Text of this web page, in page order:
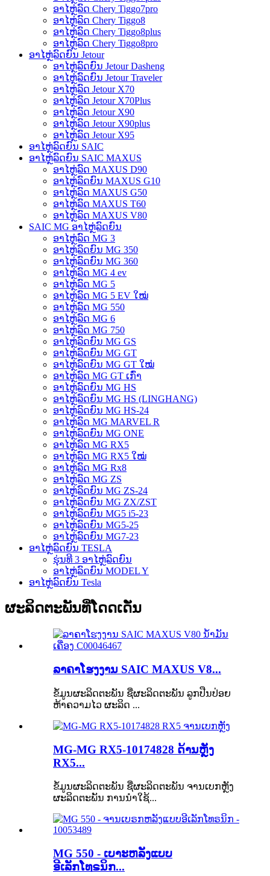
ອາໄຫຼ່ລົດ Chery Tiggo7pro
ອາໄຫຼ່ລົດ Chery Tiggo8
ອາໄຫຼ່ລົດ Chery Tiggo8plus
ອາໄຫຼ່ລົດ Chery Tiggo8pro
ອາໄຫຼ່ລົດຍົນ Jetour
ອາໄຫຼ່ລົດຍົນ Jetour Dasheng
ອາໄຫຼ່ລົດຍົນ Jetour Traveler
ອາໄຫຼ່ລົດ Jetour X70
ອາໄຫຼ່ລົດ Jetour X70Plus
ອາໄຫຼ່ລົດ Jetour X90
ອາໄຫຼ່ລົດ Jetour X90plus
ອາໄຫຼ່ລົດ Jetour X95
ອາໄຫຼ່ລົດຍົນ SAIC
ອາໄຫຼ່ລົດຍົນ SAIC MAXUS
ອາໄຫຼ່ລົດ MAXUS D90
ອາໄຫຼ່ລົດຍົນ MAXUS G10
ອາໄຫຼ່ລົດ MAXUS G50
ອາໄຫຼ່ລົດ MAXUS T60
ອາໄຫຼ່ລົດ MAXUS V80
SAIC MG ອາໄຫຼ່ລົດຍົນ
ອາໄຫຼ່ລົດ MG 3
ອາໄຫຼ່ລົດຍົນ MG 350
ອາໄຫຼ່ລົດຍົນ MG 360
ອາໄຫຼ່ລົດ MG 4 ev
ອາໄຫຼ່ລົດ MG 5
ອາໄຫຼ່ລົດ MG 5 EV ໃໝ່
ອາໄຫຼ່ລົດ MG 550
ອາໄຫຼ່ລົດ MG 6
ອາໄຫຼ່ລົດ MG 750
ອາໄຫຼ່ລົດຍົນ MG GS
ອາໄຫຼ່ລົດຍົນ MG GT
ອາໄຫຼ່ລົດຍົນ MG GT ໃໝ່
ອາໄຫຼ່ລົດ MG GT ເກົ່າ
ອາໄຫຼ່ລົດຍົນ MG HS
ອາໄຫຼ່ລົດຍົນ MG HS (LINGHANG)
ອາໄຫຼ່ລົດຍົນ MG HS-24
ອາໄຫຼ່ລົດ MG MARVEL R
ອາໄຫຼ່ລົດຍົນ MG ONE
ອາໄຫຼ່ລົດ MG RX5
ອາໄຫຼ່ລົດ MG RX5 ໃໝ່
ອາໄຫຼ່ລົດ MG Rx8
ອາໄຫຼ່ລົດ MG ZS
ອາໄຫຼ່ລົດຍົນ MG ZS-24
ອາໄຫຼ່ລົດຍົນ MG ZX/ZST
ອາໄຫຼ່ລົດຍົນ MG5 i5-23
ອາໄຫຼ່ລົດຍົນ MG5-25
ອາໄຫຼ່ລົດຍົນ MG7-23
ອາໄຫຼ່ລົດຍົນ TESLA
ຮຸ່ນທີ 3 ອາໄຫຼ່ລົດຍົນ
ອາໄຫຼ່ລົດຍົນ MODEL Y
ອາໄຫຼ່ລົດຍົນ Tesla
ຜະລິດຕະພັນທີ່ໂດດເດັ່ນ
ລາຄາໂຮງງານ SAIC MAXUS V8...
ຂໍ້ມູນຜະລິດຕະພັນ ຊື່ຜະລິດຕະພັນ ລູກປືນປ່ອຍ
ຫ້າຄວາມໄວ ຜະລິດ ...
MG-MG RX5-10174828 ດ້ານຫຼັງ
RX5...
ຂໍ້ມູນຜະລິດຕະພັນ ຊື່ຜະລິດຕະພັນ ຈານເບກຫຼັງ
ຜະລິດຕະພັນ ການນຳໃຊ້...
MG 550 - ເບາະຫລັງແບບ
ອີເລັກໂທຣນິກ...